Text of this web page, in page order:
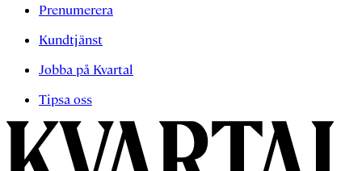
Prenumerera
Kundtjänst
Jobba på Kvartal
Tipsa oss